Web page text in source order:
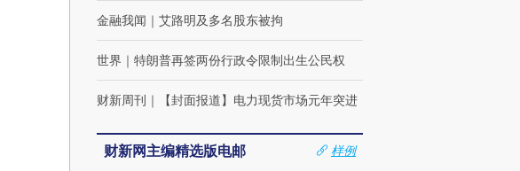
金融我闻 ｜ 艾路明及多名股东被拘
世界 ｜ 特朗普再签两份行政令限制出生公民权
财新周刊 ｜ 【封面报道】电力现货市场元年突进
财新网主编精选版电邮
样例